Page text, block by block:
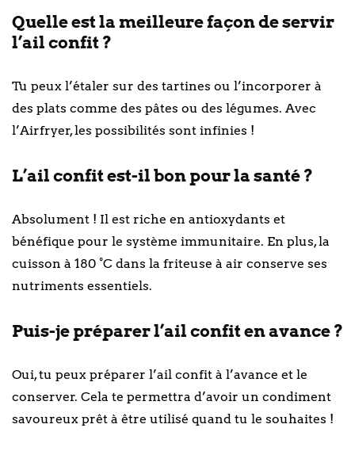
Quelle est la meilleure façon de servir
l’ail confit ?
Tu peux l’étaler sur des tartines ou l’incorporer à
des plats comme des pâtes ou des légumes. Avec
l’Airfryer, les possibilités sont infinies !
L’ail confit est-il bon pour la santé ?
Absolument ! Il est riche en antioxydants et
bénéfique pour le système immunitaire. En plus, la
cuisson à 180 °C dans la friteuse à air conserve ses
nutriments essentiels.
Puis-je préparer l’ail confit en avance ?
Oui, tu peux préparer l’ail confit à l’avance et le
conserver. Cela te permettra d’avoir un condiment
savoureux prêt à être utilisé quand tu le souhaites !